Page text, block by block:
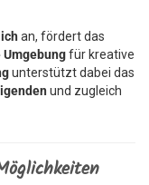
an, fördert das
für kreative
unterstützt dabei das
und zugleich